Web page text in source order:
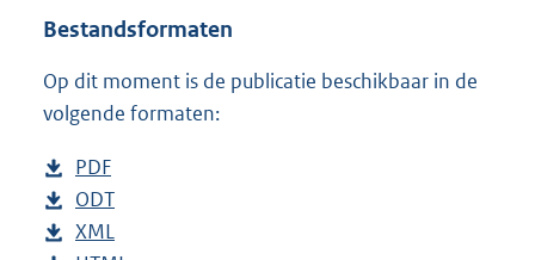
:
Bestandsformaten
Op dit moment is de publicatie beschikbaar in de
volgende formaten:
D
o
w
PDF
e
s
D
o
ODT
D
XML